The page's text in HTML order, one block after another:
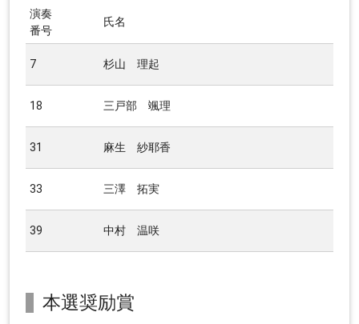
演奏
番号
氏名
7 杉山 理起
18 三戸部 颯理
31 麻生 紗耶香
33 三澤 拓実
39 中村 温咲
本選奨励賞